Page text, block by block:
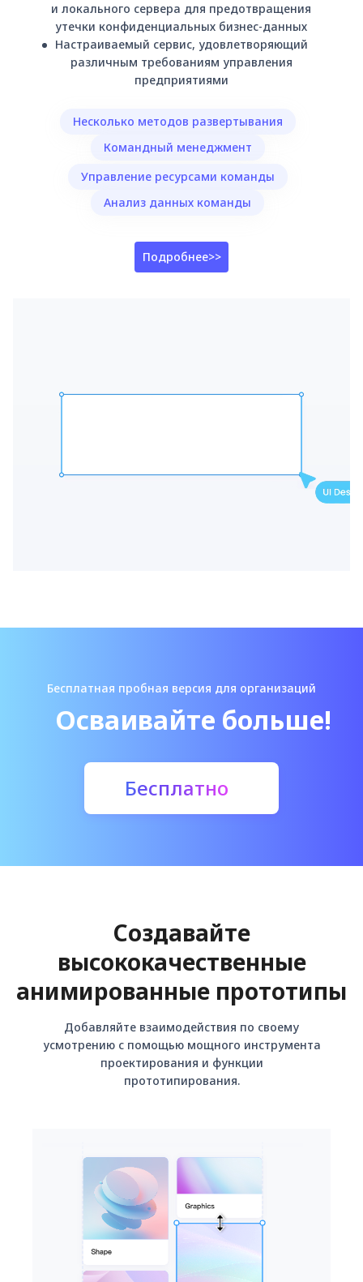
и локального сервера для предотвращения
утечки конфиденциальных бизнес-данных
Настраиваемый сервис, удовлетворяющий
различным требованиям управления
предприятиями
Несколько методов развертывания
Командный менеджмент
Управление ресурсами команды
Анализ данных команды
Подробнее>>
Бесплатная пробная версия для организаций
Осваивайте больше!
Бесплатно
Создавайте
высококачественные
анимированные прототипы
Добавляйте взаимодействия по своему
усмотрению с помощью мощного инструмента
проектирования и функции
прототипирования.